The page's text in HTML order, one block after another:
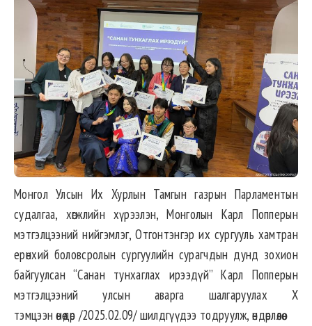
Монгол Улсын Их Хурлын Тамгын газрын Парламентын
судалгаа, хөгжлийн хүрээлэн, Монголын Карл Попперын
мэтгэлцээний нийгэмлэг, Отгонтэнгэр их сургууль хамтран
ерөнхий боловсролын сургуулийн сурагчдын дунд зохион
байгуулсан “Санан тунхаглах ирээдүй” Карл Попперын
мэтгэлцээний улсын аварга шалгаруулах X
тэмцээн өнөөдөр /2025.02.09/ шилдгүүдээ тодруулж, өндөрлөлөө.